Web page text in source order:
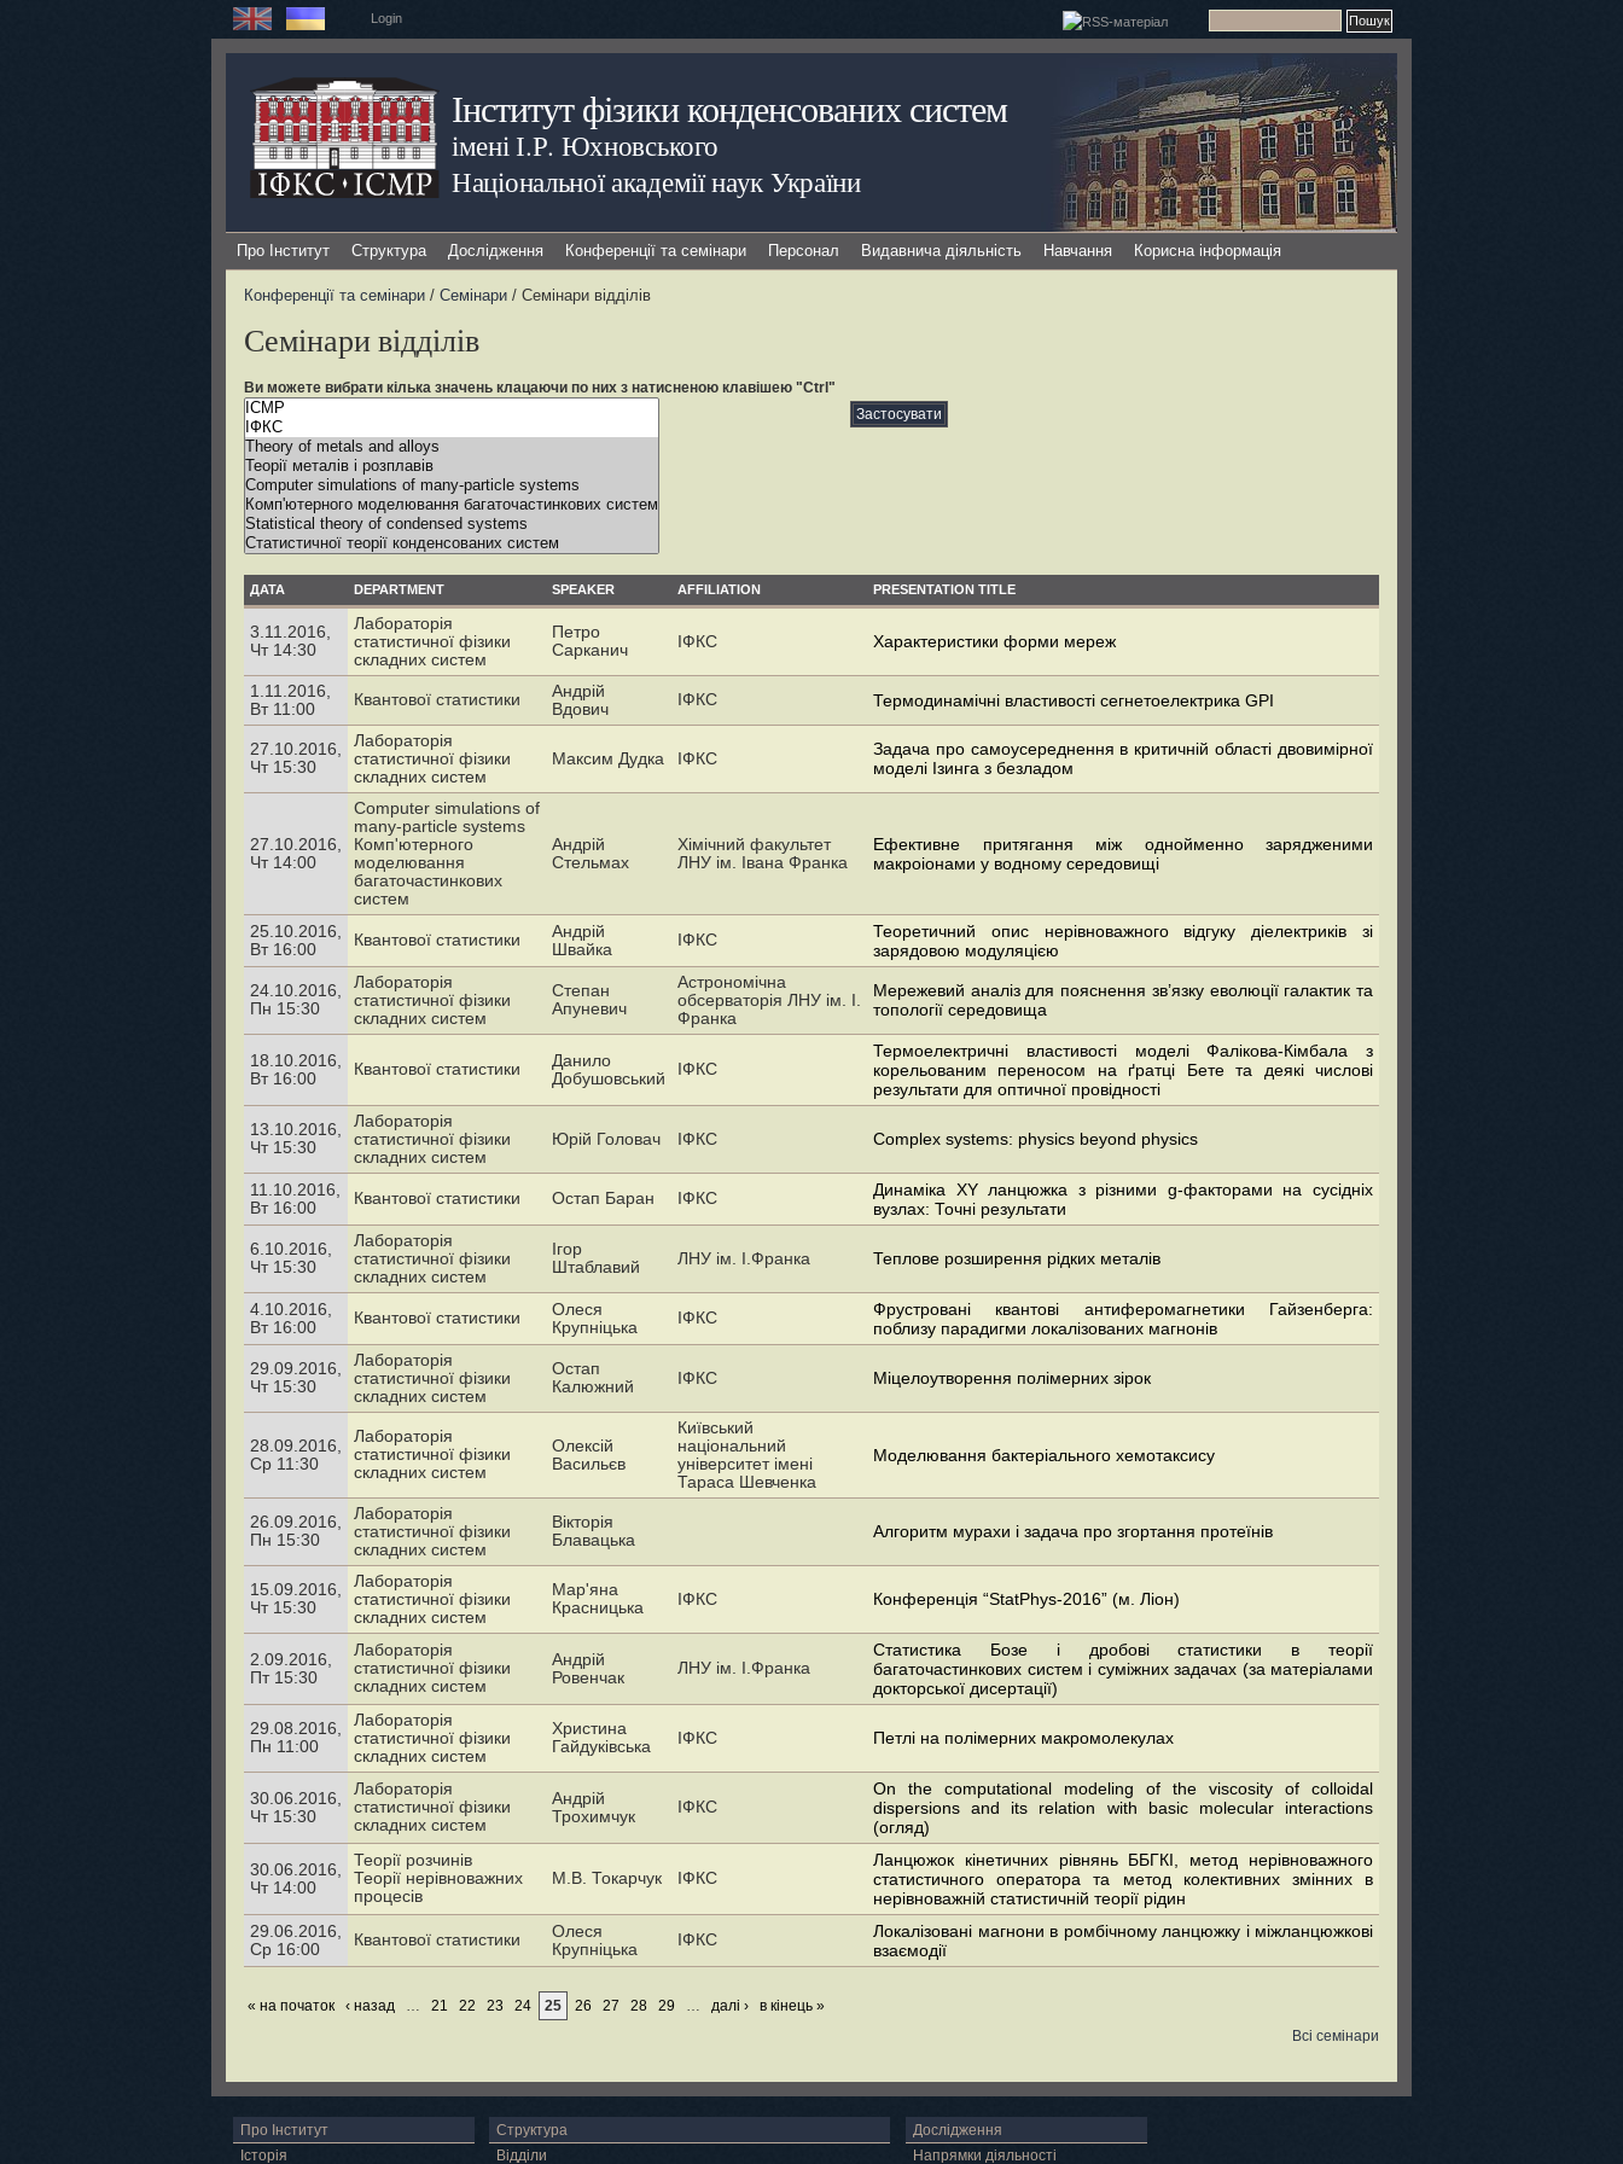
Login
Інститут фізики конденсованих систем
імені І.Р. Юхновського
Національної академії наук України
Про Інститут Структура Дослідження Конференції та семінари Персонал Видавнича діяльність Навчання Корисна інформація
Конференції та семінари / Семінари / Семінари відділів
Семінари відділів
Ви можете вибрати кілька значень клацаючи по них з натисненою клавішею "Ctrl"
ДАТА DEPARTMENT SPEAKER AFFILIATION PRESENTATION TITLE
3.11.2016,
Чт 14:30
Лабораторія
статистичної фізики
складних систем
Петро
Сарканич
ІФКС Характеристики форми мереж
1.11.2016,
Вт 11:00
Квантової статистики
Андрій
Вдович
ІФКС Термодинамiчнi властивостi сегнетоелектрика GPI
27.10.2016,
Чт 15:30
Лабораторія
статистичної фізики
складних систем
Максим Дудка ІФКС
Задача про самоусереднення в критичній області двовимірної
моделі Ізинга з безладом
27.10.2016,
Чт 14:00
Computer simulations of
many-particle systems
Комп'ютерного
моделювання
багаточастинкових
систем
Андрій
Стельмах
Хімічний факультет
ЛНУ ім. Івана Франка
Ефективне притягання між однойменно зарядженими
макроіонами у водному середовищі
25.10.2016,
Вт 16:00
Квантової статистики
Андрій
Швайка
ІФКС
Теоретичний опис нерівноважного відгуку діелектриків зі
зарядовою модуляцією
24.10.2016,
Пн 15:30
Лабораторія
статистичної фізики
складних систем
Степан
Апуневич
Астрономічна
обсерваторія ЛНУ ім. І.
Франка
Мережевий аналіз для пояснення зв’язку еволюції галактик та
топології середовища
18.10.2016,
Вт 16:00
Квантової статистики
Данило
Добушовський
ІФКС
Термоелектричні властивості моделі Фалікова-Кімбала з
корельованим переносом на ґратці Бете та деякі числові
результати для оптичної провідності
13.10.2016,
Чт 15:30
Лабораторія
статистичної фізики
складних систем
Юрій Головач ІФКС Complex systems: physics beyond physics
11.10.2016,
Вт 16:00
Квантової статистики Остап Баран ІФКС
Динаміка XY ланцюжка з різними g-факторами на сусідніх
вузлах: Точні результати
6.10.2016,
Чт 15:30
Лабораторія
статистичної фізики
складних систем
Ігор
Штаблавий
ЛНУ ім. І.Франка Теплове розширення рідких металів
4.10.2016,
Вт 16:00
Квантової статистики
Олеся
Крупніцька
ІФКС
Фрустровані квантові антиферомагнетики Гайзенберга:
поблизу парадигми локалізованих магнонів
29.09.2016,
Чт 15:30
Лабораторія
статистичної фізики
складних систем
Остап
Калюжний
ІФКС Міцелоутворення полімерних зірок
28.09.2016,
Ср 11:30
Лабораторія
статистичної фізики
складних систем
Олексій
Васильєв
Київський
національний
університет імені
Тараса Шевченка
Моделювання бактеріального хемотаксису
26.09.2016,
Пн 15:30
Лабораторія
статистичної фізики
складних систем
Вікторія
Блавацька
Алгоритм мурахи і задача про згортання протеїнів
15.09.2016,
Чт 15:30
Лабораторія
статистичної фізики
складних систем
Мар'яна
Красницька
ІФКС Конференція “StatPhys-2016” (м. Ліон)
2.09.2016,
Пт 15:30
Лабораторія
статистичної фізики
складних систем
Андрій
Ровенчак
ЛНУ ім. І.Франка
Статистика Бозе і дробові статистики в теорії
багаточастинкових систем і суміжних задачах (за матеріалами
докторської дисертації)
29.08.2016,
Пн 11:00
Лабораторія
статистичної фізики
складних систем
Христина
Гайдуківська
ІФКС Петлі на полімерних макромолекулах
30.06.2016,
Чт 15:30
Лабораторія
статистичної фізики
складних систем
Андрій
Трохимчук
IФКС
On the computational modeling of the viscosity of colloidal
dispersions and its relation with basic molecular interactions
(огляд)
30.06.2016,
Чт 14:00
Теорії розчинів
Теорії нерівноважних
процесів
М.В. Токарчук ІФКС
Ланцюжок кінетичних рівнянь ББГКІ, метод нерівноважного
статистичного оператора та метод колективних змінних в
нерівноважній статистичній теорії рідин
29.06.2016,
Ср 16:00
Квантової статистики
Олеся
Крупніцька
ІФКС
Локалізовані магнони в ромбічному ланцюжку і міжланцюжкові
взаємодії
« на початок ‹ назад 21 22 23 24 25 26 27 28 29 далі ›
в кінець »
Всі семінари
Про Інститут
Історія
Структура
Відділи
Дослідження
Напрямки діяльності